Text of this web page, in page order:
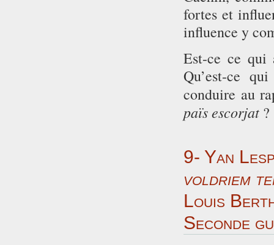
fortes et
influence y
Est-ce ce qui
Qu’est-ce
conduire au
païs escorjat ?
9- Yan
voldriem
Louis
Seconde